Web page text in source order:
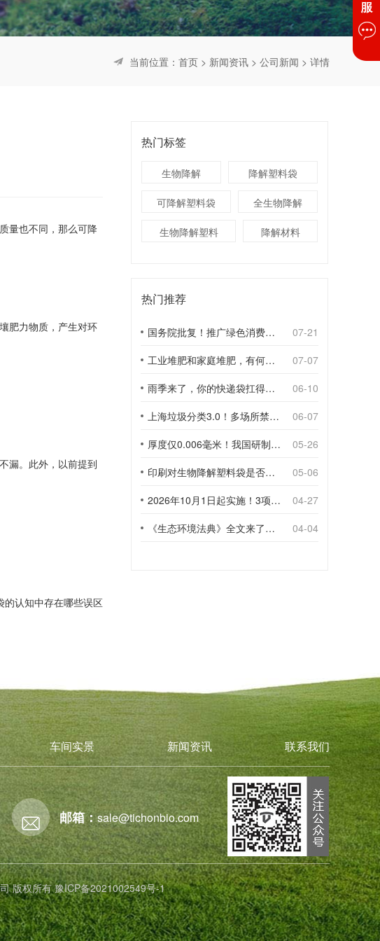
当前位置： 首页 > 新闻资讯 > 公司新闻 > 详情
量也不同，那么可降
肥力物质，产生对环
漏。此外，以前提到
的认知中存在哪些误区
热门标签
生物降解 降解塑料袋
可降解塑料袋 全生物降解
生物降解塑料 降解材料
热门推荐
国务院批复！推广绿色消费，引导使用环保可降解包装材料
07-21
工业堆肥和家庭堆肥，有何不同？
07-07
雨季来了，你的快递袋扛得住吗？
06-10
上海垃圾分类3.0！多场所禁止使用一次性塑料袋；推动快递包装绿色转型
06-07
厚度仅0.006毫米！我国研制出超薄型全生物降解渗水地膜
05-26
印刷对生物降解塑料袋是否构成影响？
05-06
2026年10月1日起实施！3项生物降解能力检测新国标
04-27
《生态环境法典》全文来了！降解材料、生物基应用与包装环保规范
04-04
车间实景 新闻资讯 联系我们
邮箱：sale@tichonbio.com
版权所有豫ICP备2021002549号-1